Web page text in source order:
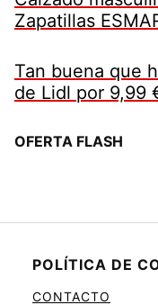
Zapatillas
Tan buena que
de Lidl por 9,99
OFERTA FLASH
POLÍTICA DE
CONTACTO